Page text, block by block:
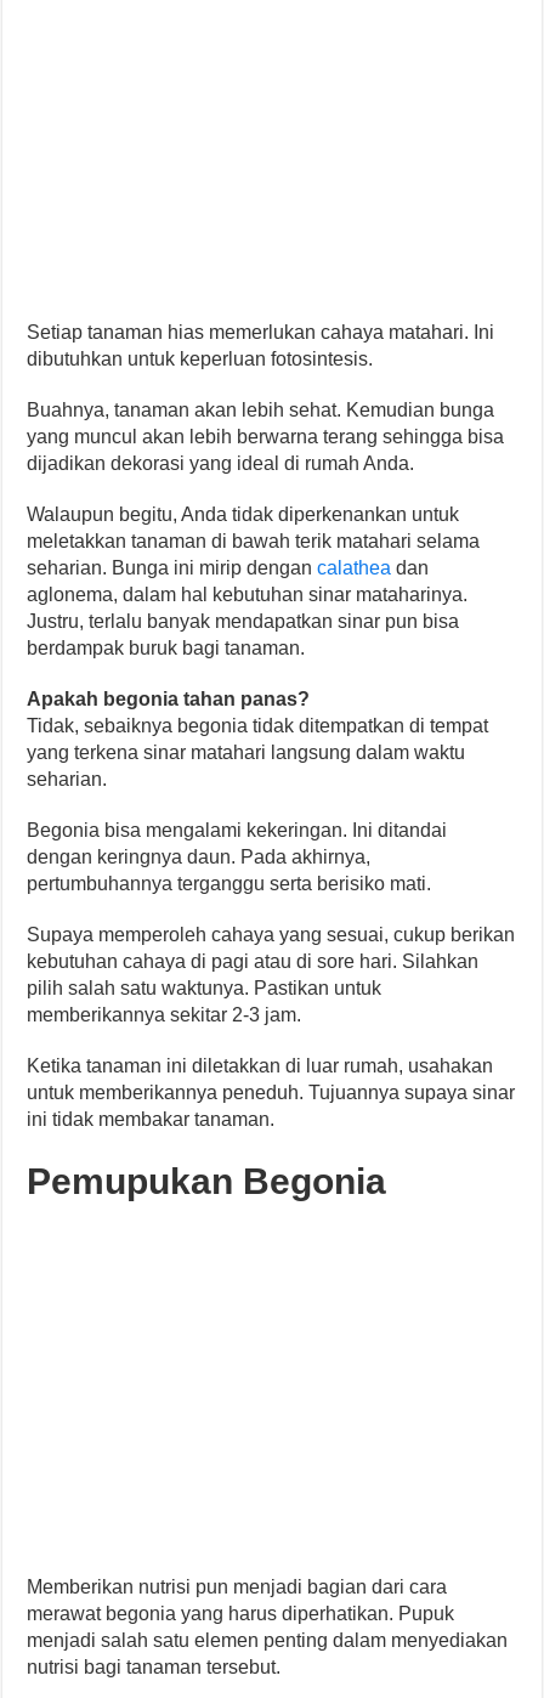
Setiap tanaman hias memerlukan cahaya matahari. Ini
dibutuhkan untuk keperluan fotosintesis.
Buahnya, tanaman akan lebih sehat. Kemudian bunga
yang muncul akan lebih berwarna terang sehingga bisa
dijadikan dekorasi yang ideal di rumah Anda.
Walaupun begitu, Anda tidak diperkenankan untuk
meletakkan tanaman di bawah terik matahari selama
seharian. Bunga ini mirip dengancalatheadan
aglonema, dalam hal kebutuhan sinar mataharinya.
Justru, terlalu banyak mendapatkan sinar pun bisa
berdampak buruk bagi tanaman.
Apakah begonia tahan panas?
Tidak, sebaiknya begonia tidak ditempatkan di tempat
yang terkena sinar matahari langsung dalam waktu
seharian.
Begonia bisa mengalami kekeringan. Ini ditandai
dengan keringnya daun. Pada akhirnya,
pertumbuhannya terganggu serta berisiko mati.
Supaya memperoleh cahaya yang sesuai, cukup berikan
kebutuhan cahaya di pagi atau di sore hari. Silahkan
pilih salah satu waktunya. Pastikan untuk
memberikannya sekitar 2-3 jam.
Ketika tanaman ini diletakkan di luar rumah, usahakan
untuk memberikannya peneduh. Tujuannya supaya sinar
ini tidak membakar tanaman.
Pemupukan Begonia
Memberikan nutrisi pun menjadi bagian dari cara
merawat begonia yang harus diperhatikan. Pupuk
menjadi salah satu elemen penting dalam menyediakan
nutrisi bagi tanaman tersebut.